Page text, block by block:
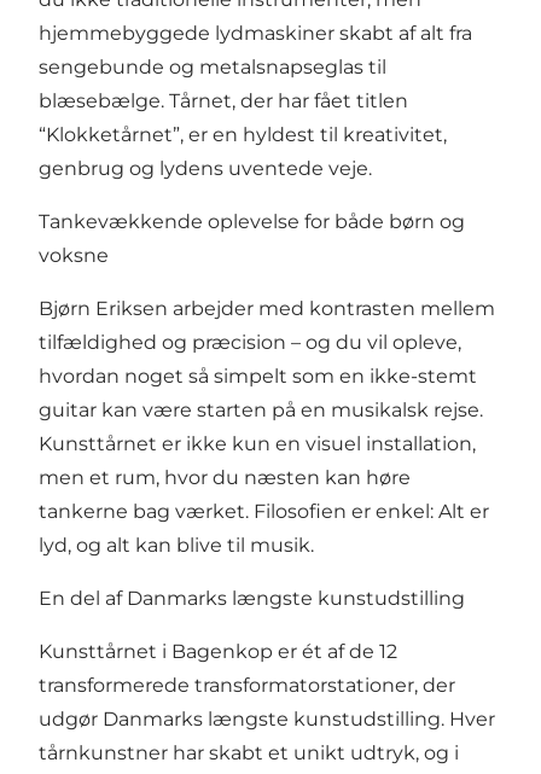
hjemmebyggede lydmaskiner skabt af alt fra
sengebunde og metalsnapseglas til
blæsebælge. Tårnet, der har fået titlen
“Klokketårnet”, er en hyldest til kreativitet,
genbrug og lydens uventede veje.
Tankevækkende oplevelse for både børn og
voksne
Bjørn Eriksen arbejder med kontrasten mellem
tilfældighed og præcision – og du vil opleve,
hvordan noget så simpelt som en ikke-stemt
guitar kan være starten på en musikalsk rejse.
Kunsttårnet er ikke kun en visuel installation,
men et rum, hvor du næsten kan høre
tankerne bag værket. Filosofien er enkel: Alt er
lyd, og alt kan blive til musik.
En del af Danmarks længste kunstudstilling
Kunsttårnet i Bagenkop er ét af de 12
transformerede transformatorstationer, der
udgør Danmarks længste kunstudstilling. Hver
tårnkunstner har skabt et unikt udtryk, og i